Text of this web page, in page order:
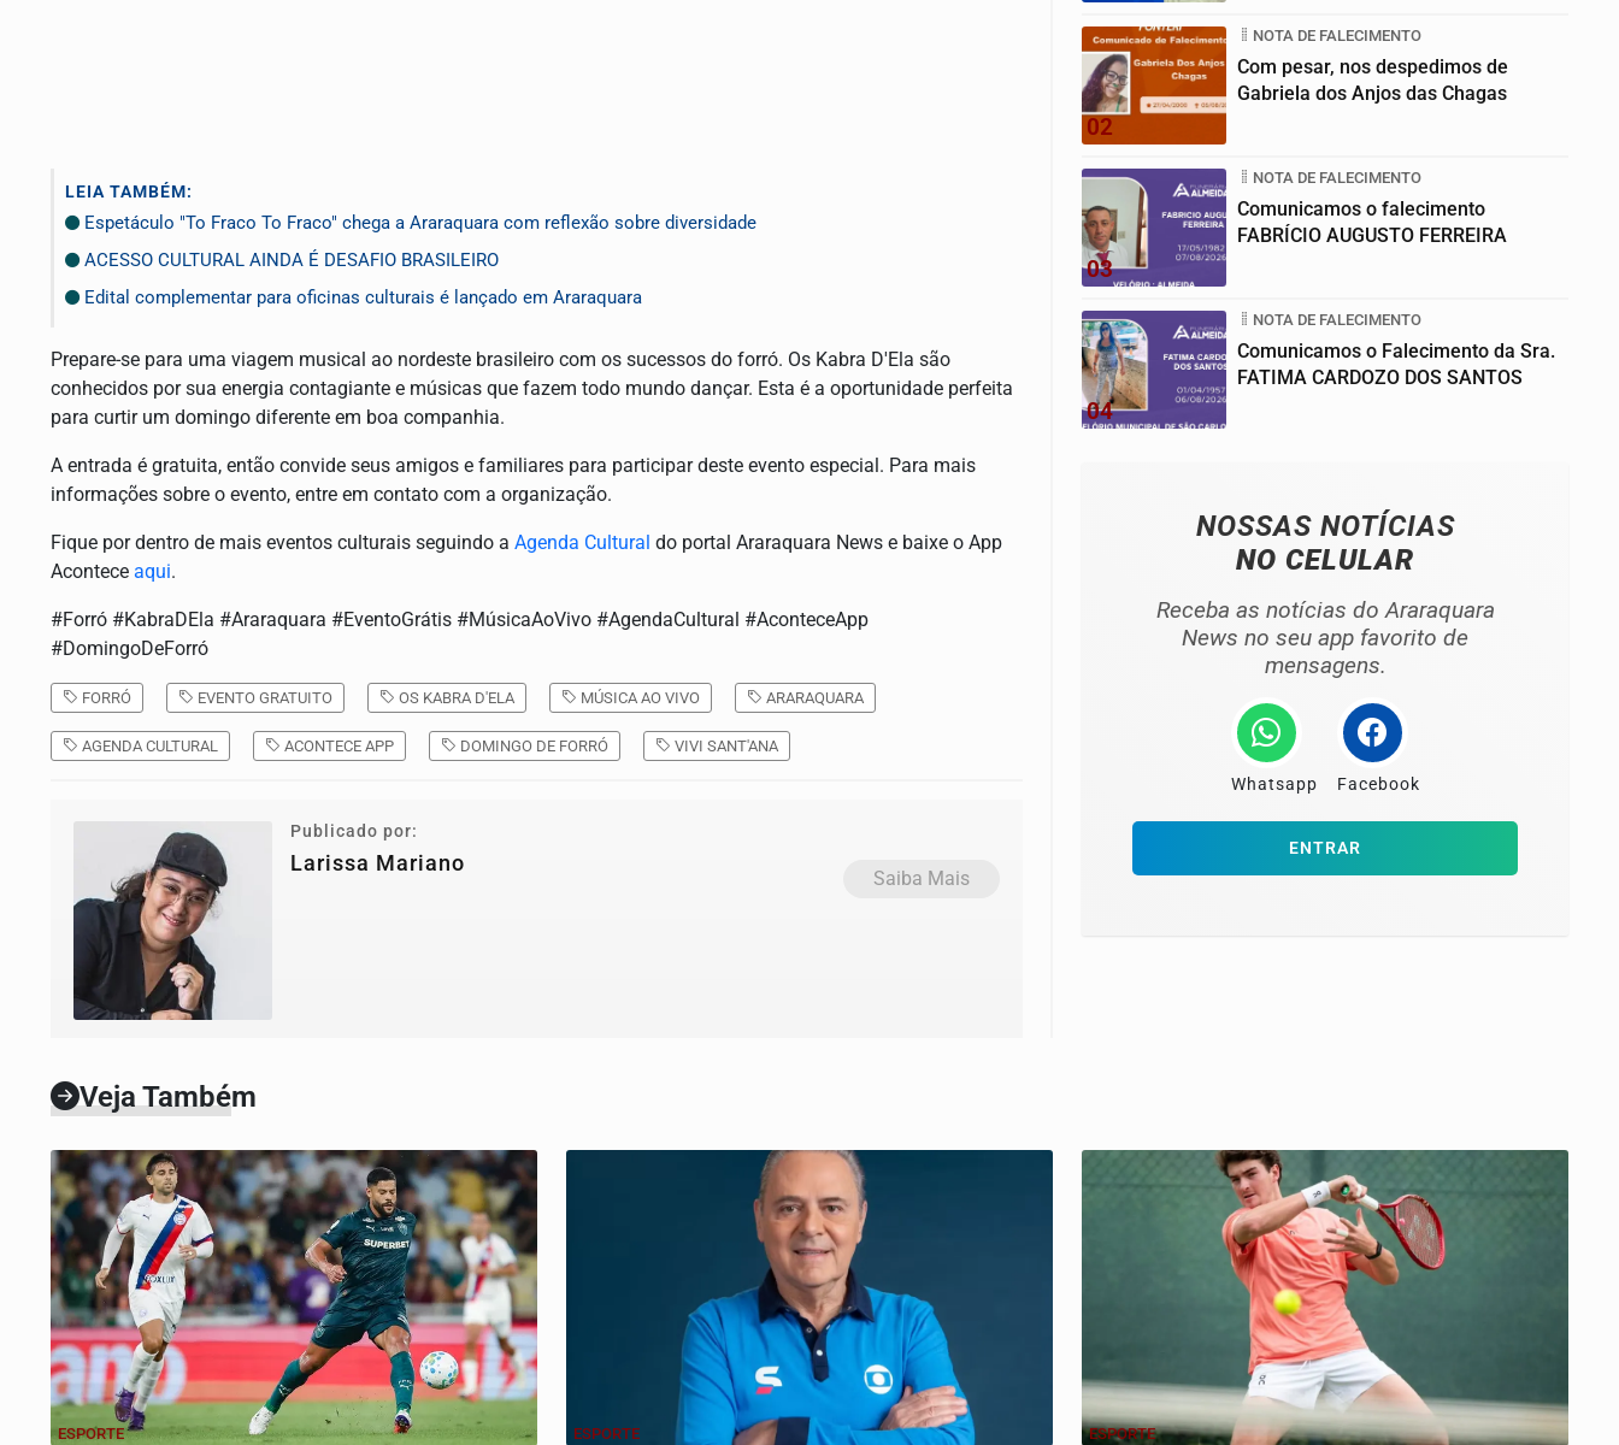
LEIA TAMBÉM:
Espetáculo "To Fraco To Fraco" chega a Araraquara com reflexão sobre diversidade
ACESSO CULTURAL AINDA É DESAFIO BRASILEIRO
Edital complementar para oficinas culturais é lançado em Araraquara
Prepare-se para uma viagem musical ao nordeste brasileiro com os sucessos do forró. Os Kabra D'Ela são
conhecidos por sua energia contagiante e músicas que fazem todo mundo dançar. Esta é a oportunidade perfeita
para curtir um domingo diferente em boa companhia.
A entrada é gratuita, então convide seus amigos e familiares para participar deste evento especial. Para mais
informações sobre o evento, entre em contato com a organização.
Fique por dentro de mais eventos culturais seguindo a Agenda Cultural do portal Araraquara News e baixe o App
Acontece aqui.
#Forró #KabraDEla #Araraquara #EventoGrátis #MúsicaAoVivo #AgendaCultural #AconteceApp
#DomingoDeForró
FORRÓ EVENTO GRATUITO OS KABRA D'ELA MÚSICA AO VIVO ARARAQUARA
AGENDA CULTURAL ACONTECE APP DOMINGO DE FORRÓ VIVI SANT'ANA
Publicado por:
Larissa Mariano
Saiba Mais
02
NOTA DE FALECIMENTO
Com pesar, nos despedimos de
Gabriela dos Anjos das Chagas
03
NOTA DE FALECIMENTO
Comunicamos o falecimento
FABRÍCIO AUGUSTO FERREIRA
04
NOTA DE FALECIMENTO
Comunicamos o Falecimento da Sra.
FATIMA CARDOZO DOS SANTOS
NOSSAS NOTÍCIAS
NO CELULAR
Receba as notícias do Araraquara
News no seu app favorito de
mensagens.
Whatsapp Facebook
ENTRAR
Veja Também
ESPORTE ESPORTE ESPORTE